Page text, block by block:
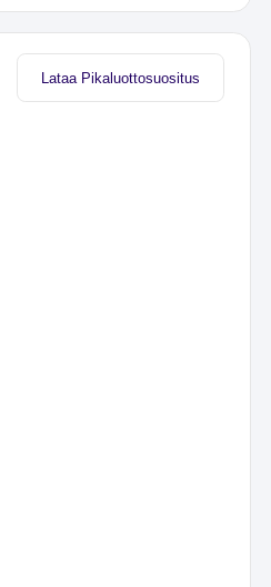
Lataa Pikaluottosuositus